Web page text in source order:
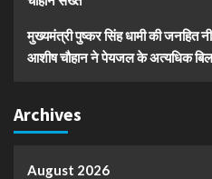
मुख्यमंत्री पुष्कर सिंह धामी की जनहित
आशीष चौहान ने पेयजल के अत्यधिक बिल
Archives
August 2026